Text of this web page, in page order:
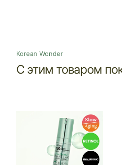
Korean Wonder
С этим товаром